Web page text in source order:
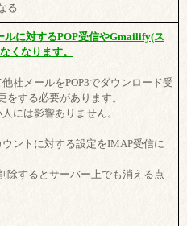
る
に対するPOP受信やGmailify(ス
くなります。
社メールをPOP3でダウンロード受
する必要があります。
には影響ありません。
ントに対する設定をIMAP受信に
するとサーバー上でも消える点